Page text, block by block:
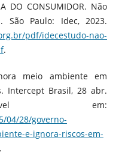
DO CONSUMIDOR. Não
Paulo: Idec, 2023.
pdf/idecestudo-nao-
.
meio ambiente em
Intercept Brasil, 28 abr.
em:
04/28/governo-
e-ignora-riscos-em-